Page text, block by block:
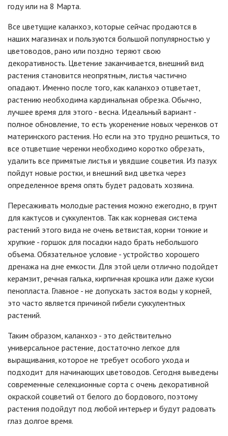
году или на 8 Марта.
Все цветущие каланхоэ, которые сейчас продаются в
наших магазинах и пользуются большой популярностью у
цветоводов, рано или поздно теряют свою
декоративность. Цветение заканчивается, внешний вид
растения становится неопрятным, листья частично
опадают. Именно после того, как каланхоэ отцветает,
растению необходима кардинальная обрезка. Обычно,
лучшее время для этого - весна. Идеальный вариант -
полное обновление, то есть укоренение новых черенков от
материнского растения. Но если на это трудно решиться, то
все отцветшие черенки необходимо коротко обрезать,
удалить все примятые листья и увядшие соцветия. Из пазух
пойдут новые ростки, и внешний вид цветка через
определенное время опять будет радовать хозяина.
Пересаживать молодые растения можно ежегодно, в грунт
для кактусов и суккулентов. Так как корневая система
растений этого вида не очень ветвистая, корни тонкие и
хрупкие - горшок для посадки надо брать небольшого
объема. Обязательное условие - устройство хорошего
дренажа на дне емкости. Для этой цели отлично подойдет
керамзит, речная галька, кирпичная крошка или даже куски
пенопласта. Главное - не допускать застоя воды у корней,
это часто является причиной гибели суккулентных
растений.
Таким образом, каланхоэ - это действительно
универсальное растение, достаточно легкое для
выращивания, которое не требует особого ухода и
подходит для начинающих цветоводов. Сегодня выведены
современные селекционные сорта с очень декоративной
окраской соцветий от белого до бордового, поэтому
растения подойдут под любой интерьер и будут радовать
глаз долгое время.